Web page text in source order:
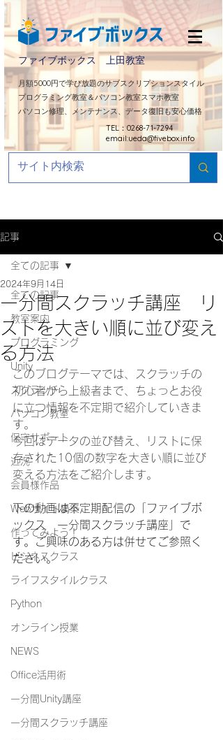
ファイブボックス 上田教室
​月額5000円で学び放題のサブスクリプションスタイル
プログラミング教室＆パソコン教室スマホ教室
パソコン修理、メンテナンス、データ復旧も安心価格
TEL：0268-71-7294
email:ueda@fivebox.info
記事
全ての記事
教室案内
プログラミング
Unity
スクラッチ
パソコン教室
保守サポート
近況
会員様作品
Webサイト構築
作ってみよう！
ビジネスクラス
ライフスタイルクラス
Python
オンライン授業
NEWS
Office活用術
一分間Unity講座
一分間スクラッチ講座
全ての記事
一分間スクラッチ講座 リ
ストを大きい順に並び変え
る方法
2024年9月14日
このブログテーマでは、スクラッチの
初心者から上級者まで、ちょっとお役
に立つ情報を不定期で紹介していきま
す。
今回はデータの並び替え、リストに保
存された10個の数字を大きい順に並び
変える方法をご紹介します。
下の動画は不定期配信の 「ファイブボ
ックス　一分間スクラッチ講座」で
す。ご興味のある方は併せてご参照く
ださい。